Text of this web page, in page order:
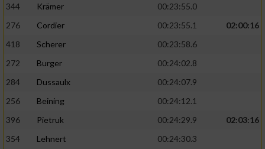
344
Krämer
00:23:55.0
276
Cordier 00:23:55.1
02:00:16
418
Scherer
00:23:58.6
272
Burger
00:24:02.8
284
Dussaulx
00:24:07.9
256
Beining
00:24:12.1
396
Pietruk 00:24:29.9
02:03:16
354
Lehnert
00:24:30.3